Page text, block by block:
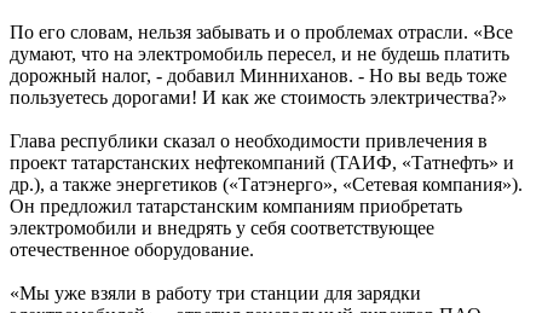
По его словам, нельзя забывать и о проблемах отрасли. «Все
думают, что на электромобиль пересел, и не будешь платить
дорожный налог, - добавил Минниханов. - Но вы ведь тоже
пользуетесь дорогами! И как же стоимость электричества?»
Глава республики сказал о необходимости привлечения в
проект татарстанских нефтекомпаний (ТАИФ, «Татнефть» и
др.), а также энергетиков («Татэнерго», «Сетевая компания»).
Он предложил татарстанским компаниям приобретать
электромобили и внедрять у себя соответствующее
отечественное оборудование.
«Мы уже взяли в работу три станции для зарядки